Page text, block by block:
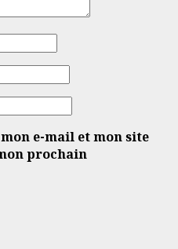
e-mail et mon site
prochain